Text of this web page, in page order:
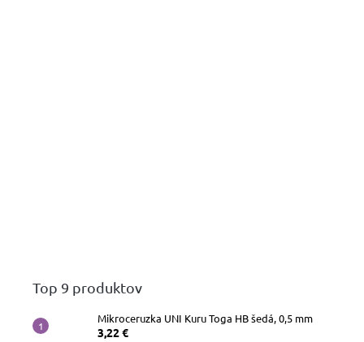
Top 9 produktov
Mikroceruzka UNI Kuru Toga HB šedá, 0,5 mm
3,22 €